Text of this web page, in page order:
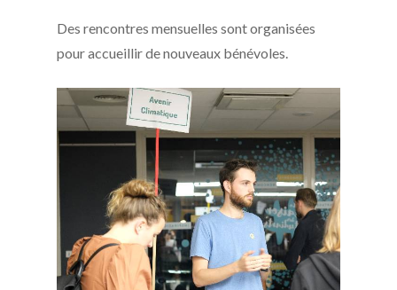
Des rencontres mensuelles sont organisées
pour accueillir de nouveaux bénévoles.